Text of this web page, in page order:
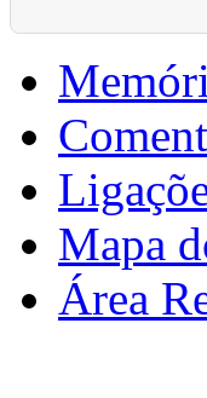
Mapa
Área